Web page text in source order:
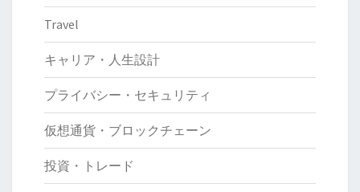
Travel
キャリア・人生設計
プライバシー・セキュリティ
仮想通貨・ブロックチェーン
投資・トレード